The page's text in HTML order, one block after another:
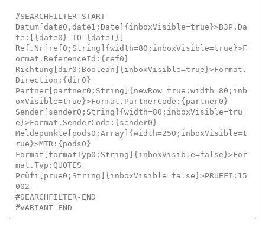
#SEARCHFILTER-START
Datum[date0,date1;Date]{inboxVisible=true}>B3P.Da
te:[{date0} TO {date1}]
Ref.Nr[ref0;String]{width=80;inboxVisible=true}>F
ormat.ReferenceId:{ref0}
Richtung[dir0;Boolean]{inboxVisible=true}>Format.
Direction:{dir0}
Partner[partner0;String]{newRow=true;width=80;inb
oxVisible=true}>Format.PartnerCode:{partner0}
Sender[sender0;String]{width=80;inboxVisible=tru
e}>Format.SenderCode:{sender0}
Meldepunkte[pods0;Array]{width=250;inboxVisible=t
rue}>MTR:{pods0}
Format[formatTyp0;String]{inboxVisible=false}>For
mat.Typ:QUOTES
Prüfi[prue0;String]{inboxVisible=false}>PRUEFI:15
002
#SEARCHFILTER-END